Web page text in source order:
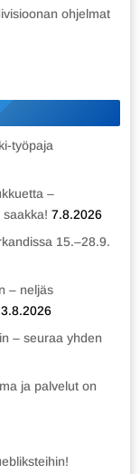
ohjelmat
työpaja
–
7.8.2026
15.–28.9.
– neljäs
3.8.2026
– seuraa yhden
ja palvelut on